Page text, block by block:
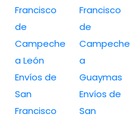
Francisco
de
Campeche
a León
Envíos de
San
Francisco
Francisco
de
Campeche
a
Guaymas
Envíos de
San